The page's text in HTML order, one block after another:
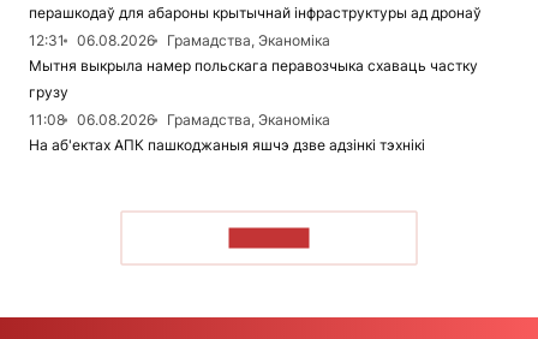
перашкодаў для абароны крытычнай інфраструктуры ад дронаў
12:31
06.08.2026
Грамадства, Эканоміка
Мытня выкрыла намер польскага перавозчыка схаваць частку
грузу
11:08
06.08.2026
Грамадства, Эканоміка
На аб'ектах АПК пашкоджаныя яшчэ дзве адзінкі тэхнікі